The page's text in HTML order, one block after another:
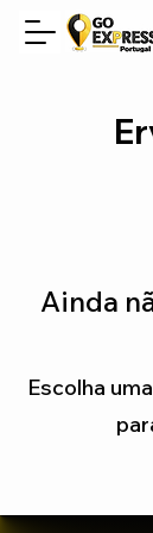
Ainda
Escolha